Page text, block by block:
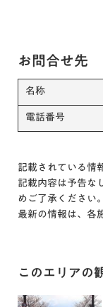
お問合せ先
名称
電話番号
記載されている情
記載内容は予告な
めご了承ください。
最新の情報は、各
このエリアの